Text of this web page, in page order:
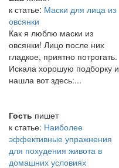
к статье: Маски для лица из
овсянки
Как я люблю маски из
овсянки! Лицо после них
гладкое, приятно потрогать.
Искала хорошую подборку и
нашла вот здесь:...
Гость пишет
к статье: Наиболее
эффективные упражнения
для похудения живота в
домашних условиях